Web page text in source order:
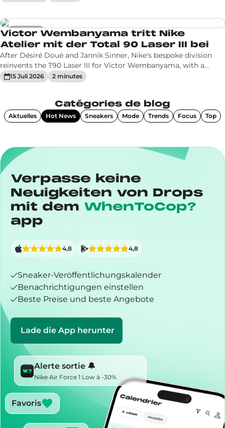
price yet.
Hot News
Victor Wembanyama tritt Nike
Atelier mit der Total 90 Laser III bei
After Désiré Doué and Jannik Sinner, Nike's bespoke division
reinvents the T90 Laser III for Victor Wembanyama, with a
custom Team France jacket. Pre-orders July 20 at $450.
15 Juli 2026 2 minutes
Catégories de blog
Aktuelles Hot News Sneakers Mode Trends Focus Top
Verpasse keine
Neuigkeiten von Drops
mit dem WhenToCop?
app
Sneaker-Veröffentlichungskalender
Benachrichtigungen einstellen
Beste Preise und beste Angebote
Lade die App herunter
4,8 4,8
Alerte sortie 🔔
Nike Air Force 1 Low à -30%
Favoris